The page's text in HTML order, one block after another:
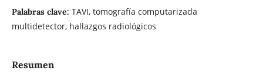
Palabras clave: TAVI, tomografía computarizada
multidetector, hallazgos radiológicos
Resumen